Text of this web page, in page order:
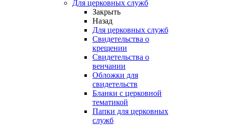
Для церковных служб
Закрыть
Назад
Для церковных служб
Свидетельства о
крещении
Свидетельства о
венчании
Обложки для
свидетельств
Бланки с церковной
тематикой
Папки для церковных
служб